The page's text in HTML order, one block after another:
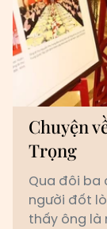
Chuyện
Trọng
Qua đôi ba
người đốt
thấy ông là